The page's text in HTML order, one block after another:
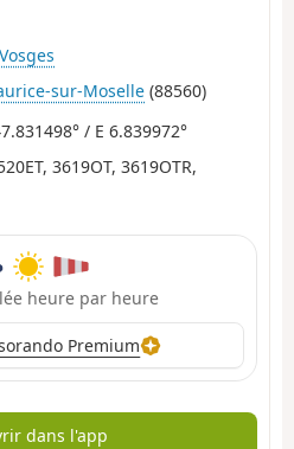
sur-Moselle (88560)
/ E 6.839972°
3619OT, 3619OTR,
heure par heure
Premium
dans l'app